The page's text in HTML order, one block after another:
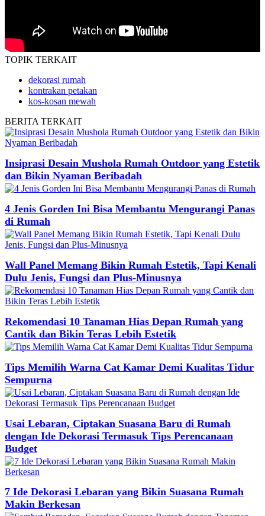
TOPIK TERKAIT
dekorasi rumah
kontrakan petakan
kos-kosan mewah
BERITA TERKAIT
Insiprasi Desain Mushola Rumah Outdoor yang Estetik
dan Bikin Nyaman Beribadah
4 Jenis Gorden Ini Bisa Membantu Mengurangi Panas
di Rumah
Wall Panel Memang Bikin Rumah Estetik, Tapi Kenali
Dulu Jenis, Fungsi dan Plus-Minusnya
Rekomendasi 10 Tanaman Hias Depan Rumah yang
Cantik dan Bikin Teras Lebih Estetik
Tips Memilih Warna Cat Kamar Demi Kualitas Tidur
Sempurna
Usai Lebaran, Ciptakan Suasana Baru di Rumah
dengan Ide Dekorasi Termasuk Tips Perencanaan
Budget
7 Ide Dekorasi Lebaran yang Bikin Suasana Rumah
Makin Berkesan